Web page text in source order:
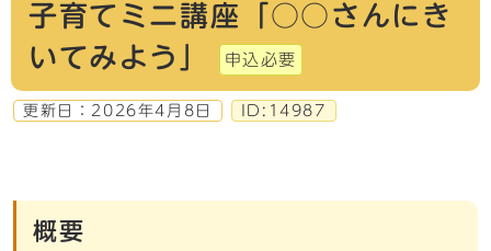
子育てミニ講座「○○さんにき
いてみよう」
申込必要
更新日： 2026年4月8日 ID:14987
概要